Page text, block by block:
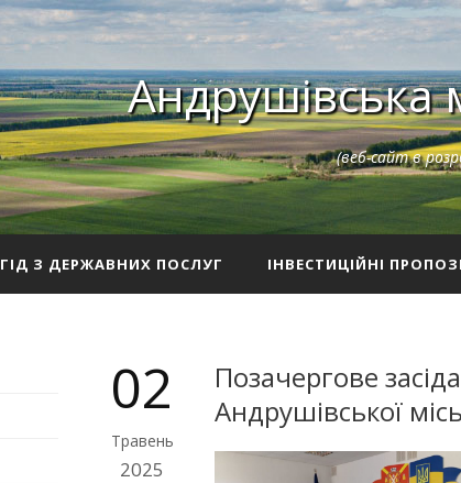
Андрушівська
(веб-сайт в
ГІД З ДЕРЖАВНИХ ПОСЛУГ ІНВЕСТИЦІЙНІ
02
Травень
2025
Позачергове
Андрушівської